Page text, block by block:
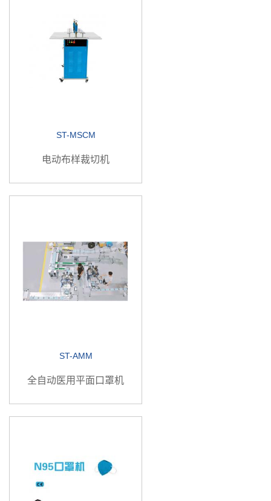
ST-MSCM
电动布样裁切机
ST-AMM
全自动医用平面口罩机